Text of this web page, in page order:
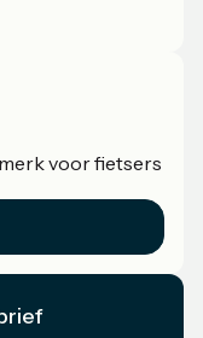
voor fietsers